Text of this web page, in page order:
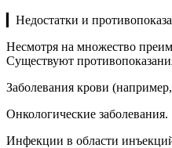
▎Недостатки и
Несмотря на множество
Существуют
Заболевания крови
Онкологические заболевания.
Инфекции в области